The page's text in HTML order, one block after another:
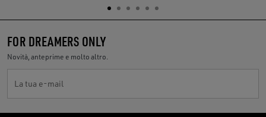
FOR DREAMERS ONLY
Novità, anteprime e molto altro.
La tua e-mail